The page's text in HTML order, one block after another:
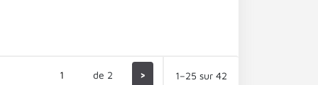
de 2 > 1–25 sur 42